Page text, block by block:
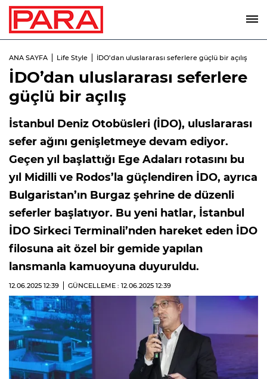
ANA SAYFA Life Style İDO’dan uluslararası seferlere güçlü bir açılış
İDO’dan uluslararası seferlere
güçlü bir açılış
İstanbul Deniz Otobüsleri (İDO), uluslararası
sefer ağını genişletmeye devam ediyor.
Geçen yıl başlattığı Ege Adaları rotasını bu
yıl Midilli ve Rodos’la güçlendiren İDO, ayrıca
Bulgaristan’ın Burgaz şehrine de düzenli
seferler başlatıyor. Bu yeni hatlar, İstanbul
İDO Sirkeci Terminali’nden hareket eden İDO
filosuna ait özel bir gemide yapılan
lansmanla kamuoyuna duyuruldu.
12.06.2025 12:39 GÜNCELLEME : 12.06.2025 12:39